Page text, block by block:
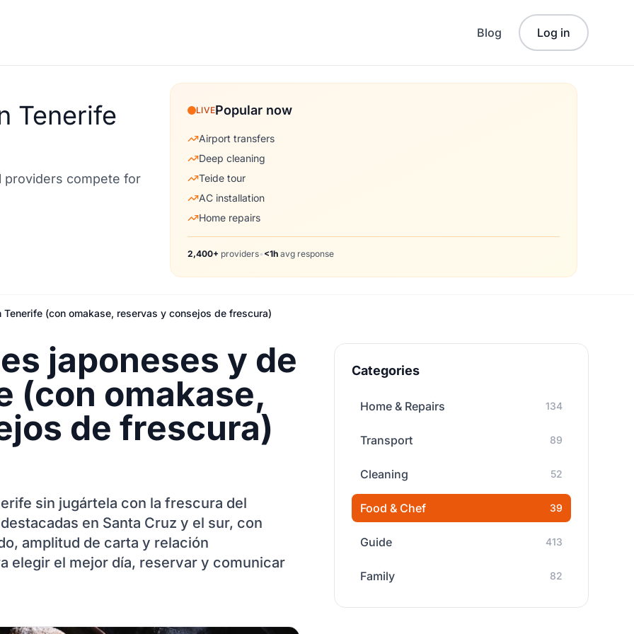
Blog Log in
Tenerife
providers compete for
LIVEPopular now
Airport transfers
Deep cleaning
Teide tour
AC installation
Home repairs
2,400+ providers• <1h avg response
(con omakase, reservas y consejos de frescura)
japoneses y de
(con omakase,
de frescura)
sin jugártela con la frescura del
en Santa Cruz y el sur, con
amplitud de carta y relación
elegir el mejor día, reservar y comunicar
Categories
Home & Repairs 134
Transport 89
Cleaning 52
Food & Chef 39
Guide 413
Family 82